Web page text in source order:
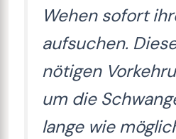
Wehen sofort
aufsuchen.
nötigen
um die
lange wie